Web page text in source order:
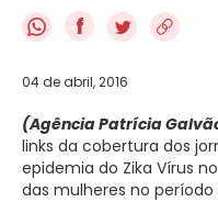
f
04 de abril, 2016
(Agência Patrícia
links da cobertura dos
epidemia do Zika Vírus
das mulheres no período